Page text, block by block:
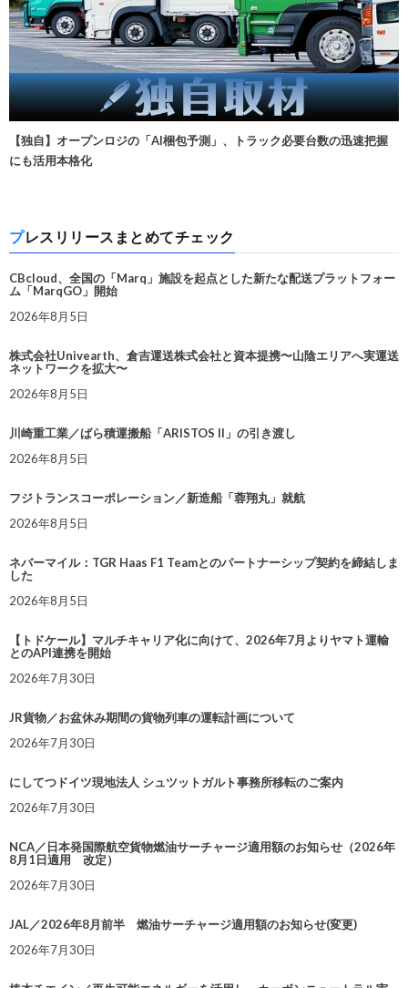
【独自】オープンロジの「AI梱包予測」、トラック必要台数の迅速把握
にも活用本格化
プレスリリースまとめてチェック
CBcloud、全国の「Marq」施設を起点とした新たな配送プラットフォー
ム「MarqGO」開始
2026年8月5日
株式会社Univearth、倉吉運送株式会社と資本提携〜山陰エリアへ実運送
ネットワークを拡大〜
2026年8月5日
川崎重工業／ばら積運搬船「ARISTOS II」の引き渡し
2026年8月5日
フジトランスコーポレーション／新造船「蓉翔丸」就航
2026年8月5日
ネバーマイル：TGR Haas F1 Teamとのパートナーシップ契約を締結しま
した
2026年8月5日
【トドケール】マルチキャリア化に向けて、2026年7月よりヤマト運輸
とのAPI連携を開始
2026年7月30日
JR貨物／お盆休み期間の貨物列車の運転計画について
2026年7月30日
にしてつドイツ現地法人 シュツットガルト事務所移転のご案内
2026年7月30日
NCA／日本発国際航空貨物燃油サーチャージ適用額のお知らせ（2026年
8月1日適用 改定）
2026年7月30日
JAL／2026年8月前半 燃油サーチャージ適用額のお知らせ(変更)
2026年7月30日